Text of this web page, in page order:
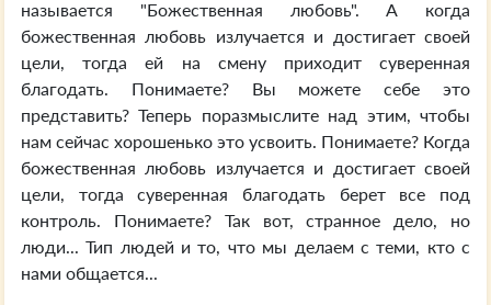
называется "Божественная любовь". А когда
божественная любовь излучается и достигает своей
цели, тогда ей на смену приходит суверенная
благодать. Понимаете? Вы можете себе это
представить? Теперь поразмыслите над этим, чтобы
нам сейчас хорошенько это усвоить. Понимаете? Когда
божественная любовь излучается и достигает своей
цели, тогда суверенная благодать берет все под
контроль. Понимаете? Так вот, странное дело, но
люди... Тип людей и то, что мы делаем с теми, кто с
нами общается...